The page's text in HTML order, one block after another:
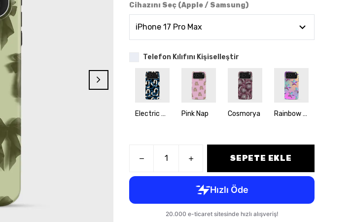
Cihazını Seç (Apple / Samsung)
Telefon Kılıfını Kişiselleştir
Electric Romance Pink Nap Cosmorya Rainbow Stars
SEPETE EKLE